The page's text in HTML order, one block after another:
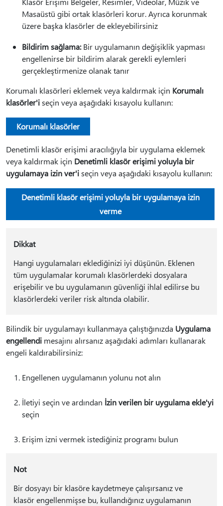
Masaüstü gibi ortak klasörleri korur. Ayrıca korunmak
üzere başka klasörler de ekleyebilirsiniz
Bildirim sağlama:Bir uygulamanın değişiklik yapması
engellenirse bir bildirim alarak gerekli eylemleri
gerçekleştirmenize olanak tanır
Korumalı klasörleri eklemek veya kaldırmak için Korumalı
klasörler'iseçin veya aşağıdaki kısayolu kullanın:
Korumalı klasörler
Denetimli klasör erişimi aracılığıyla bir uygulama eklemek
veya kaldırmak için Denetimli klasör erişimi yoluyla bir
uygulamaya izin ver'iseçin veya aşağıdaki kısayolu kullanın:
Denetimli klasör erişimi yoluyla bir uygulamaya izin
verme
Dikkat
Hangi uygulamaları eklediğinizi iyi düşünün. Eklenen
tüm uygulamalar korumalı klasörlerdeki dosyalara
erişebilir ve bu uygulamanın güvenliği ihlal edilirse bu
klasörlerdeki veriler risk altında olabilir.
Bilindik bir uygulamayı kullanmaya çalıştığınızda Uygulama
engellendi mesajını alırsanız aşağıdaki adımları kullanarak
engeli kaldırabilirsiniz:
Engellenen uygulamanın yolunu not alın
İletiyi seçin ve ardından İzin verilen bir uygulama ekle'yi
seçin
Erişim izni vermek istediğiniz programı bulun
Not
Bir dosyayı bir klasöre kaydetmeye çalışırsanız ve
klasör engellenmişse bu, kullandığınız uygulamanın